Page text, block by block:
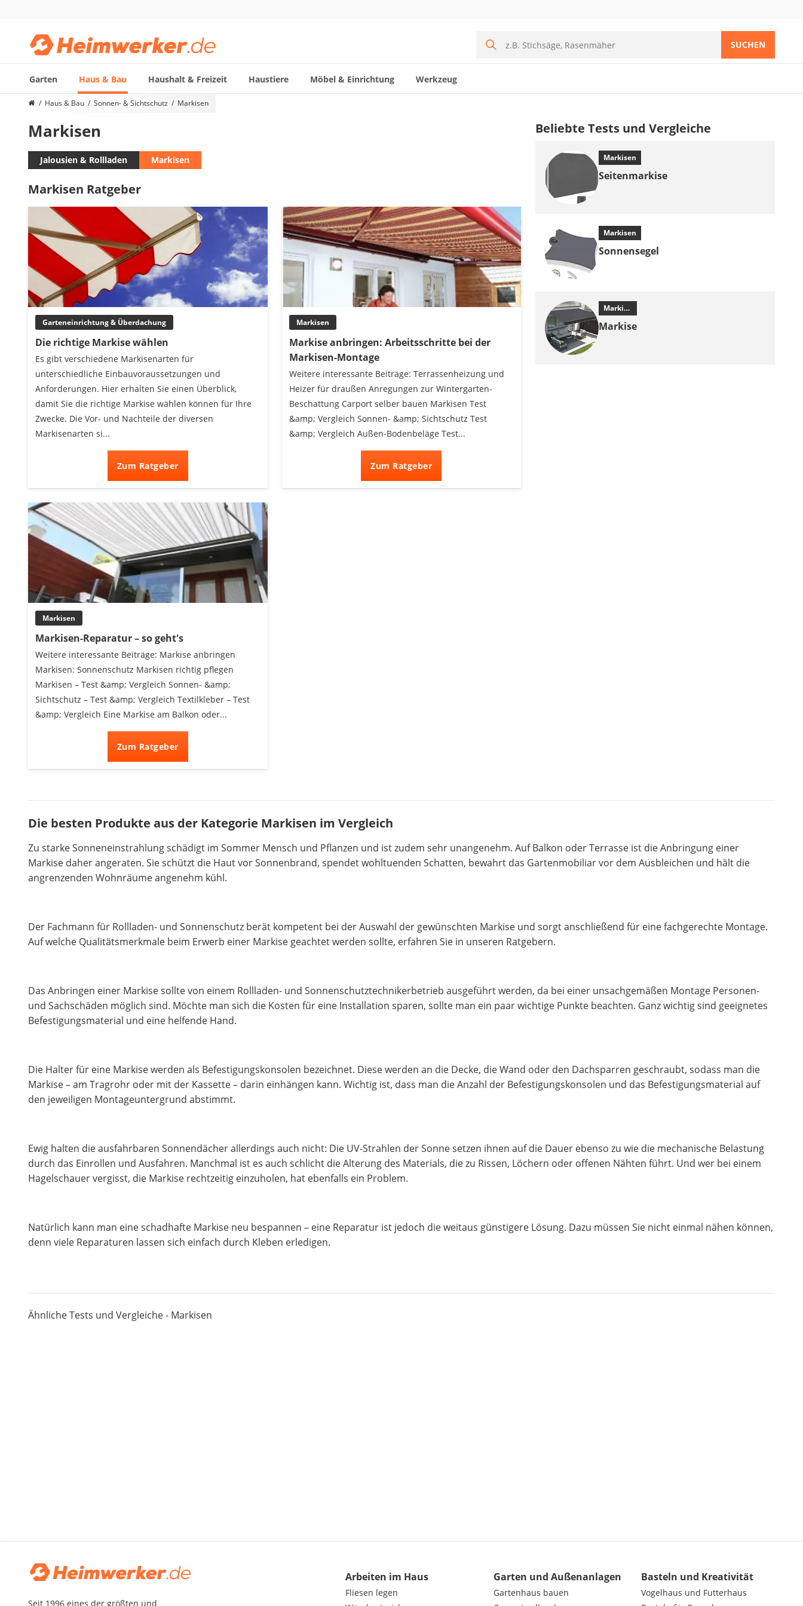
SUCHEN
Garten Haus & Bau Haushalt & Freizeit Haustiere Möbel & Einrichtung Werkzeug
Die beliebtesten Vergleiche nach Kategorie
Außenleuchte mit Kamera
Powerbank
Schlüsseltresor
Überwachungskameras außen
Regendusche
Reizstromgerät
Infrarot-Thermometer
GPS-Tracker
Heizkissen
Digitale Zeitschaltuhr
Paketbriefkasten
Fensterkontaktschalter
Hygrometer
LED-Baustrahler
Aluleiter
Tiefengrund
LED-Beamer
Video-Türsprechanlage
Haus & Bau Sonnen- & Sichtschutz Markisen
Markisen
Jalousien & Rollladen Markisen
Markisen Ratgeber
Garteneinrichtung & Überdachung
Die richtige Markise wählen
Es gibt verschiedene Markisenarten für
unterschiedliche Einbauvoraussetzungen und
Anforderungen. Hier erhalten Sie einen Überblick,
damit Sie die richtige Markise wählen können für Ihre
Zwecke. Die Vor- und Nachteile der diversen
Markisenarten si...
Zum Ratgeber
Markisen
Markise anbringen: Arbeitsschritte bei der
Markisen-Montage
Weitere interessante Beiträge: Terrassenheizung und
Heizer für draußen Anregungen zur Wintergarten-
Beschattung Carport selber bauen Markisen Test
&amp; Vergleich Sonnen- &amp; Sichtschutz Test
&amp; Vergleich Außen-Bodenbeläge Test...
Zum Ratgeber
Markisen
Markisen-Reparatur – so geht's
Weitere interessante Beiträge: Markise anbringen
Markisen: Sonnenschutz Markisen richtig pflegen
Markisen – Test &amp; Vergleich Sonnen- &amp;
Sichtschutz – Test &amp; Vergleich Textilkleber – Test
&amp; Vergleich Eine Markise am Balkon oder...
Zum Ratgeber
Beliebte Tests und Vergleiche
Markisen
Seitenmarkise
Markisen
Sonnensegel
Markisen
Markise
Die besten Produkte aus der Kategorie Markisen im Vergleich
Zu starke Sonneneinstrahlung schädigt im Sommer Mensch und Pflanzen und ist zudem sehr unangenehm. Auf Balkon oder Terrasse ist die Anbringung einer
Markise daher angeraten. Sie schützt die Haut vor Sonnenbrand, spendet wohltuenden Schatten, bewahrt das Gartenmobiliar vor dem Ausbleichen und hält die
angrenzenden Wohnräume angenehm kühl.
Der Fachmann für Rollladen- und Sonnenschutz berät kompetent bei der Auswahl der gewünschten Markise und sorgt anschließend für eine fachgerechte Montage.
Auf welche Qualitätsmerkmale beim Erwerb einer Markise geachtet werden sollte, erfahren Sie in unseren Ratgebern.
Das Anbringen einer Markise sollte von einem Rollladen- und Sonnenschutztechnikerbetrieb ausgeführt werden, da bei einer unsachgemäßen Montage Personen-
und Sachschäden möglich sind. Möchte man sich die Kosten für eine Installation sparen, sollte man ein paar wichtige Punkte beachten. Ganz wichtig sind geeignetes
Befestigungsmaterial und eine helfende Hand.
Die Halter für eine Markise werden als Befestigungskonsolen bezeichnet. Diese werden an die Decke, die Wand oder den Dachsparren geschraubt, sodass man die
Markise – am Tragrohr oder mit der Kassette – darin einhängen kann. Wichtig ist, dass man die Anzahl der Befestigungskonsolen und das Befestigungsmaterial auf
den jeweiligen Montageuntergrund abstimmt.
Ewig halten die ausfahrbaren Sonnendächer allerdings auch nicht: Die UV-Strahlen der Sonne setzen ihnen auf die Dauer ebenso zu wie die mechanische Belastung
durch das Einrollen und Ausfahren. Manchmal ist es auch schlicht die Alterung des Materials, die zu Rissen, Löchern oder offenen Nähten führt. Und wer bei einem
Hagelschauer vergisst, die Markise rechtzeitig einzuholen, hat ebenfalls ein Problem.
Natürlich kann man eine schadhafte Markise neu bespannen – eine Reparatur ist jedoch die weitaus günstigere Lösung. Dazu müssen Sie nicht einmal nähen können,
denn viele Reparaturen lassen sich einfach durch Kleben erledigen.
Ähnliche Tests und Vergleiche - Markisen
Seit 1996 eines der größten und
Arbeiten im Haus
Fliesen legen
Garten und Außenanlagen
Gartenhaus bauen
Basteln und Kreativität
Vogelhaus und Futterhaus